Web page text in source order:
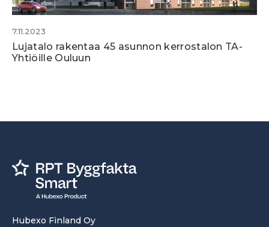
7.11.2023
Lujatalo rakentaa 45 asunnon kerrostalon TA-
Yhtiöille Ouluun
Hubexo Finland Oy